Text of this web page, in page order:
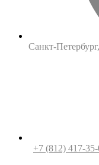
Санкт-
+7 (812) 417-